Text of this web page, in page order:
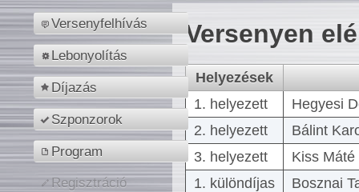
Versenyfelhívás
Lebonyolítás
Díjazás
Szponzorok
Program
Regisztráció
Versenyen
Helyezések
1. helyezett
Hegyesi
2. helyezett
Bálint
3. helyezett
Kiss
1. különdíjas
Bosznai